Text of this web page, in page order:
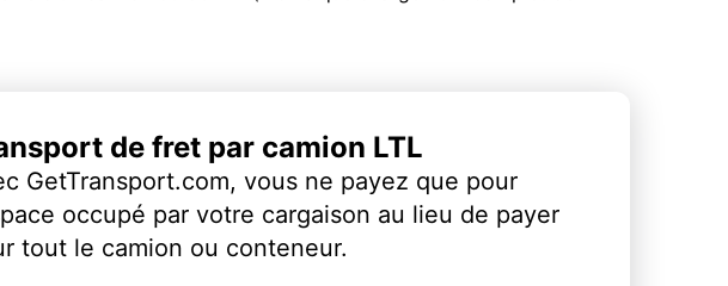
de fret par camion LTL
GetTransport.com, vous ne payez que pour
occupé par votre cargaison au lieu de payer
tout le camion ou conteneur.